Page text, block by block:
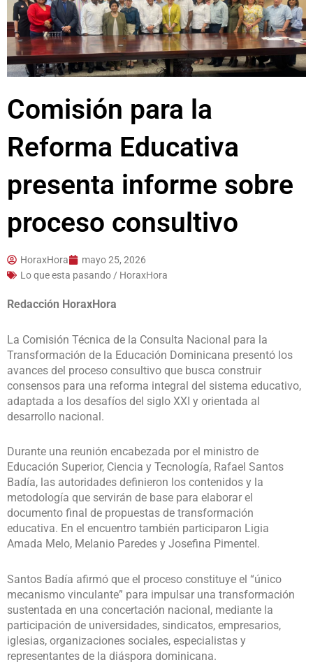
Comisión para la
Reforma Educativa
presenta informe sobre
proceso consultivo
HoraxHora
mayo 25, 2026
Lo que esta pasando / HoraxHora
Redacción HoraxHora
La Comisión Técnica de la Consulta Nacional para la
Transformación de la Educación Dominicana presentó los
avances del proceso consultivo que busca construir
consensos para una reforma integral del sistema educativo,
adaptada a los desafíos del siglo XXI y orientada al
desarrollo nacional.
Durante una reunión encabezada por el ministro de
Educación Superior, Ciencia y Tecnología, Rafael Santos
Badía, las autoridades definieron los contenidos y la
metodología que servirán de base para elaborar el
documento final de propuestas de transformación
educativa. En el encuentro también participaron Ligia
Amada Melo, Melanio Paredes y Josefina Pimentel .
Santos Badía afirmó que el proceso constituye el “único
mecanismo vinculante” para impulsar una transformación
sustentada en una concertación nacional, mediante la
participación de universidades, sindicatos, empresarios,
iglesias, organizaciones sociales, especialistas y
representantes de la diáspora dominicana.